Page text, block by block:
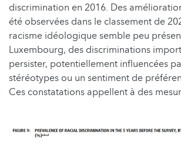
discrimination en 2016. Des
été observées dans le classement de
racisme idéologique semble peu
Luxembourg, des discriminations
persister, potentiellement influencées
stéréotypes ou un sentiment de
Ces constatations appellent à des